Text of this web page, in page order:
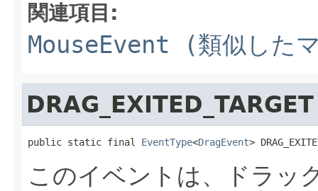
関連項目:
MouseEvent (類似した
DRAG_EXITED_TARGET
public static final EventType<DragEvent>
このイベントは、ドラッ